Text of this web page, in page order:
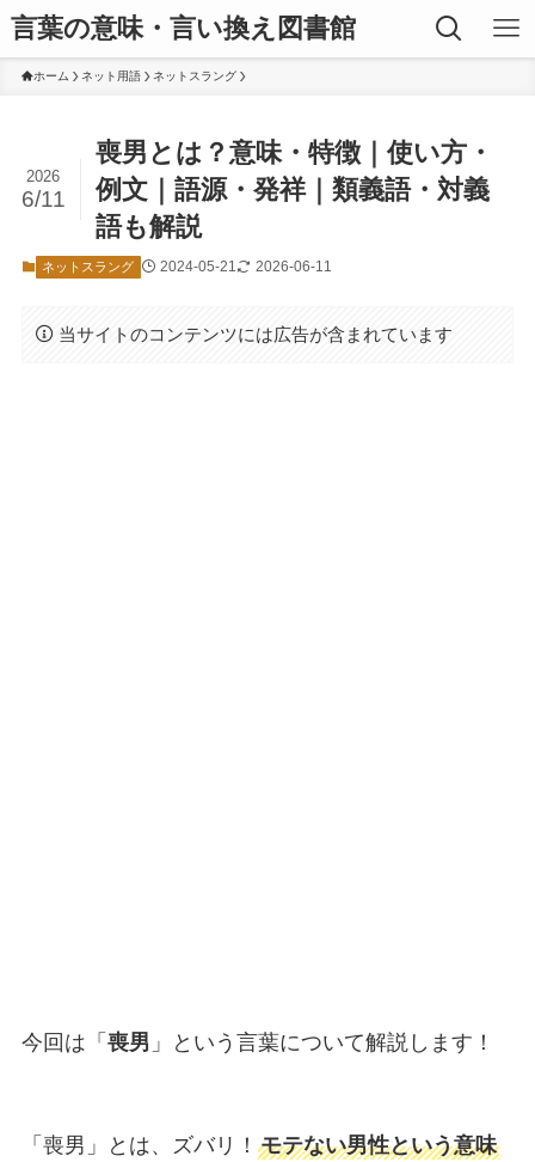
言葉の意味・言い換え図書館
ホーム ネット用語 ネットスラング
喪男とは？意味・特徴｜使い方・
例文｜語源・発祥｜類義語・対義
語も解説
2026
6/11
ネットスラング 2024-05-21 2026-06-11
当サイトのコンテンツには広告が含まれています
今回は「 喪男 」という言葉について解説します！
「喪男」とは、ズバリ！ モテない男性という意味